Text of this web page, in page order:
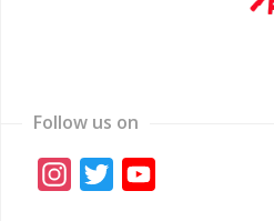
Follow us on
Instagram
Twitter